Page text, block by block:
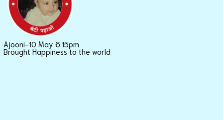
Ajooni-10 May 6:15pm
Brought Happiness to the world